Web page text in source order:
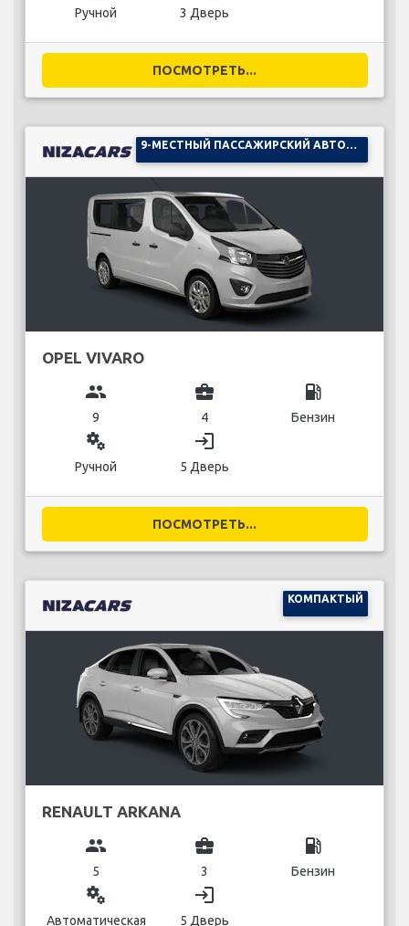
Ручной 3 Дверь
ПОСМОТРЕТЬ...
OPEL VIVARO
group
9
business_center
4
local_gas_station
Бензин
miscellaneous_services
Ручной
login
5 Дверь
ПОСМОТРЕТЬ...
КОМПАКТЫЙ
RENAULT ARKANA
group
5
business_center
3
local_gas_station
Бензин
miscellaneous_services
Автоматическая
login
5 Дверь